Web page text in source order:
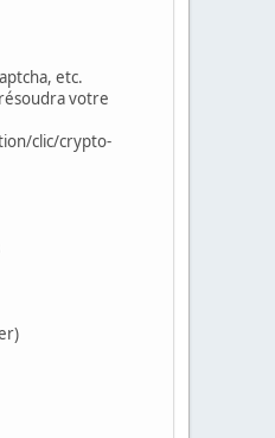
etc.
votre
clic/crypto-